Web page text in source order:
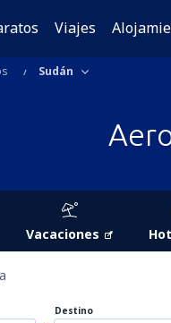
Viajes
Sudán
Vacaciones
Destino